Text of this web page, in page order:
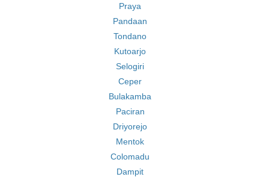
Praya
Pandaan
Tondano
Kutoarjo
Selogiri
Ceper
Bulakamba
Paciran
Driyorejo
Mentok
Colomadu
Dampit